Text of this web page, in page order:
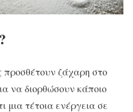
προσθέτουν ζάχαρη στο
να διορθώσουν κάποιο
μια τέτοια ενέργεια σε